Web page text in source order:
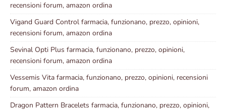
recensioni forum, amazon ordina
Vigand Guard Control farmacia, funzionano, prezzo, opinioni,
recensioni forum, amazon ordina
Sevinal Opti Plus farmacia, funzionano, prezzo, opinioni,
recensioni forum, amazon ordina
Vessemis Vita farmacia, funzionano, prezzo, opinioni, recensioni
forum, amazon ordina
Dragon Pattern Bracelets farmacia, funzionano, prezzo, opinioni,